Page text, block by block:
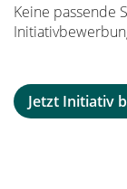
Keine passende
Jetzt Initiativ